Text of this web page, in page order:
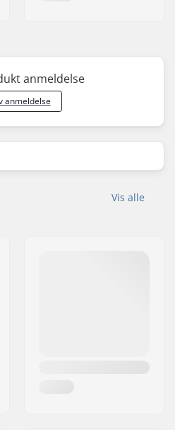
anmeldelse
anmeldelse
Vis alle